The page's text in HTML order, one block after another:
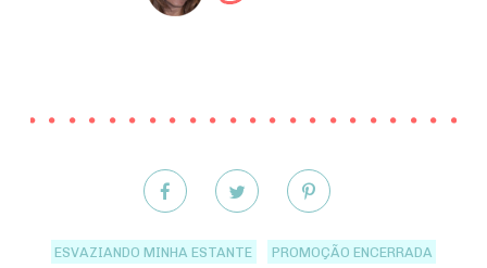
ESVAZIANDO MINHA ESTANTE
PROMOÇÃO ENCERRADA